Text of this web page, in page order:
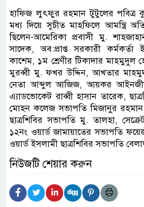
হাফিজ লুৎফুর রহমান টুটুলের পবিত্র
মধ্য দিয়ে সুচীত মাহফিলে আমন্ত্রি
ছিলেন-আমেরিকা প্রবাসী মু.
সাদেক, অব:প্রাপ্ত সরকারী
কাশেম, ১ম শ্রেণীর টিকাদার মাহমুদুল
মুরব্বী মু. ফখর উদ্দিন, আখতার
নেতা আব্দুল আজিজ, আয়কর
এ্যাডভোকেট রাব্বী হাসান তারেক,
মোহন কলেজ সভাপতি মিজানুর
ছাত্রশিবির সভাপতি মু. তালহা,
১২নং ওয়ার্ড জামায়াতের সভাপতি
ওয়ার্ড ইসলামী ছাত্রশিবির সভাপতি
নিউজটি শেয়ার করুন